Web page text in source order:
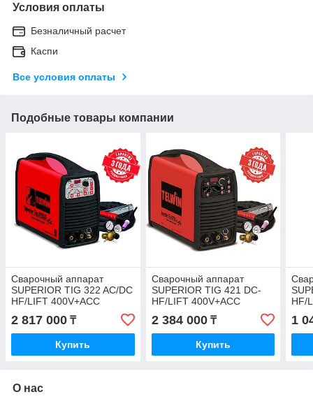
Условия оплаты
Безналичный расчет
Каспи
Все условия оплаты
Подобные товары компании
Сварочный аппарат
SUPERIOR TIG 322 AC/DC
HF/LIFT 400V+ACC
2 817 000 ₸
Купить
Сварочный аппарат
SUPERIOR TIG 421 DC-
HF/LIFT 400V+ACC
2 384 000₸
Купить
HF/
1
О нас